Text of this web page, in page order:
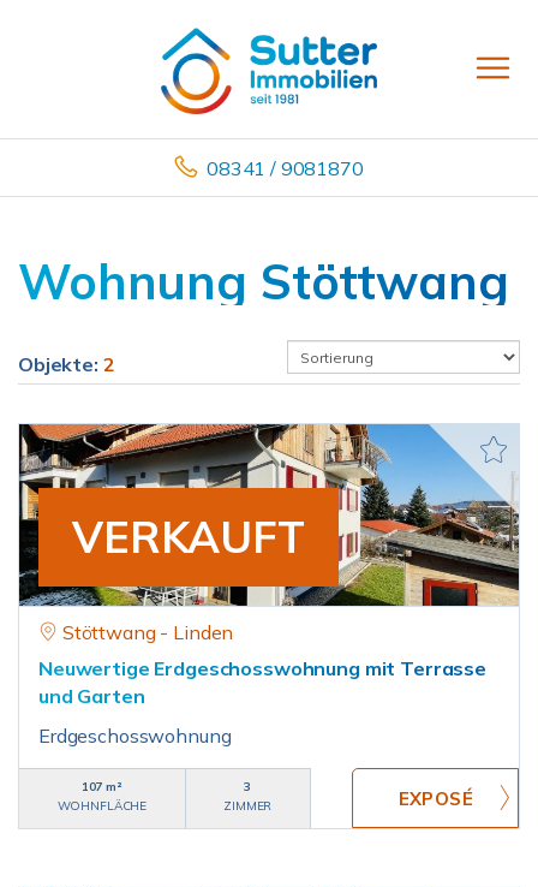
08341 / 9081870
Wohnung Stöttwang
Objekte: 2
VERKAUFT
Stöttwang - Linden
Neuwertige Erdgeschosswohnung mit Terrasse
und Garten
Erdgeschosswohnung
107 m²
WOHNFLÄCHE
3
ZIMMER